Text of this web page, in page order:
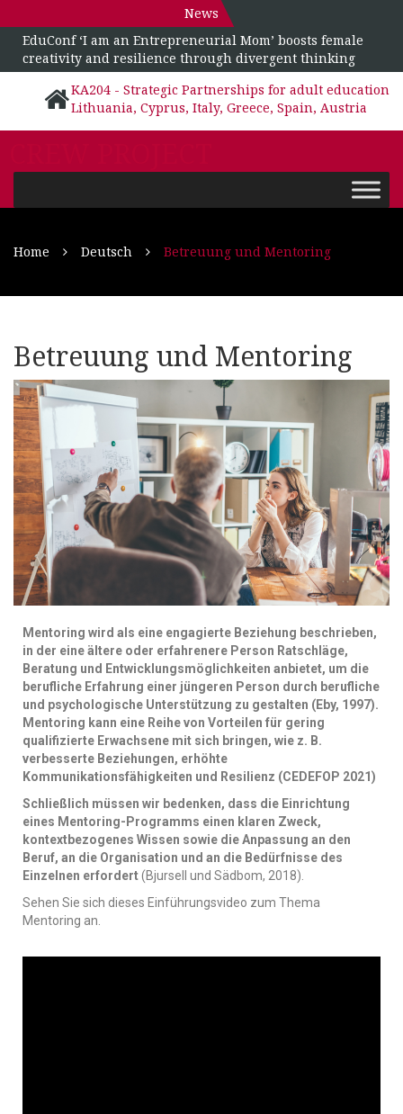
News
EduConf ‘I am an Entrepreneurial Mom’ boosts female
creativity and resilience through divergent thinking
KA204 - Strategic Partnerships for adult education
Lithuania, Cyprus, Italy, Greece, Spain, Austria
Home Deutsch Betreuung und Mentoring
Betreuung und Mentoring
Mentoring wird als eine engagierte Beziehung beschrieben,
in der eine ältere oder erfahrenere Person Ratschläge,
Beratung und Entwicklungsmöglichkeiten anbietet, um die
berufliche Erfahrung einer jüngeren Person durch berufliche
und psychologische Unterstützung zu gestalten (Eby, 1997).
Mentoring kann eine Reihe von Vorteilen für gering
qualifizierte Erwachsene mit sich bringen, wie z. B.
verbesserte Beziehungen, erhöhte
Kommunikationsfähigkeiten und Resilienz (CEDEFOP 2021)
Schließlich müssen wir bedenken, dass die Einrichtung
eines Mentoring-Programms einen klaren Zweck,
kontextbezogenes Wissen sowie die Anpassung an den
Beruf, an die Organisation und an die Bedürfnisse des
Einzelnen erfordert(Bjursell und Sädbom, 2018).
Sehen Sie sich dieses Einführungsvideo zum Thema
Mentoring an.